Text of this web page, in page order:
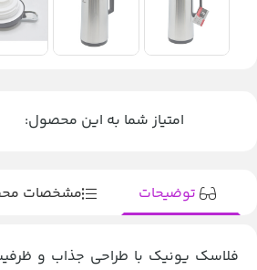
امتیاز شما به این محصول:
توضیحات مشخصات
فلاسک یونیک با طراحی جذاب و